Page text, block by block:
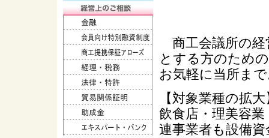
商工会議所の経
とする方のため
お気軽に当所ま
【対象業種の拡大
飲食店・理美容
連事業者も設備